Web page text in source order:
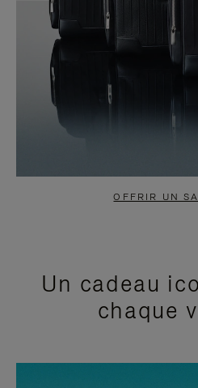
OFFRIR UN
Un cadeau
chaque